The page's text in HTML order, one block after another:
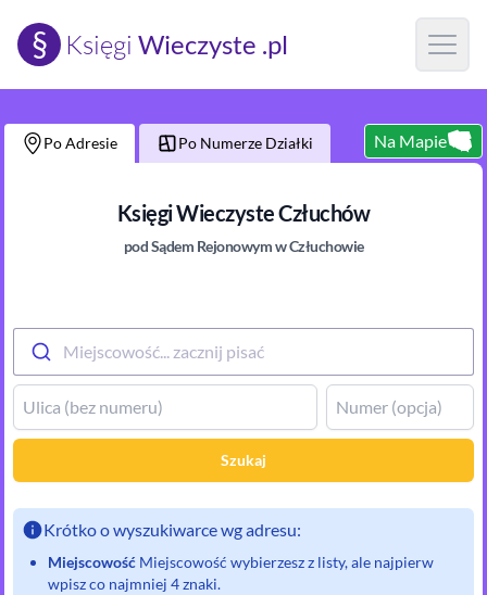
§ Księgi Wieczyste .pl Open
Po Adresie Po Numerze Działki Na Mapie
Księgi WieczysteCzłuchów
pod Sądem Rejonowymw Człuchowie
Miejscowość... zacznij pisać
Szukaj
Krótko o wyszukiwarce wg adresu:
Miejscowość Miejscowość wybierzesz z listy, ale najpierw
wpisz co najmniej 4 znaki.